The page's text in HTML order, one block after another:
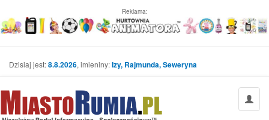
Reklama:
Dzisiaj jest:8.8.2026, imieniny:Izy, Rajmunda, Seweryna